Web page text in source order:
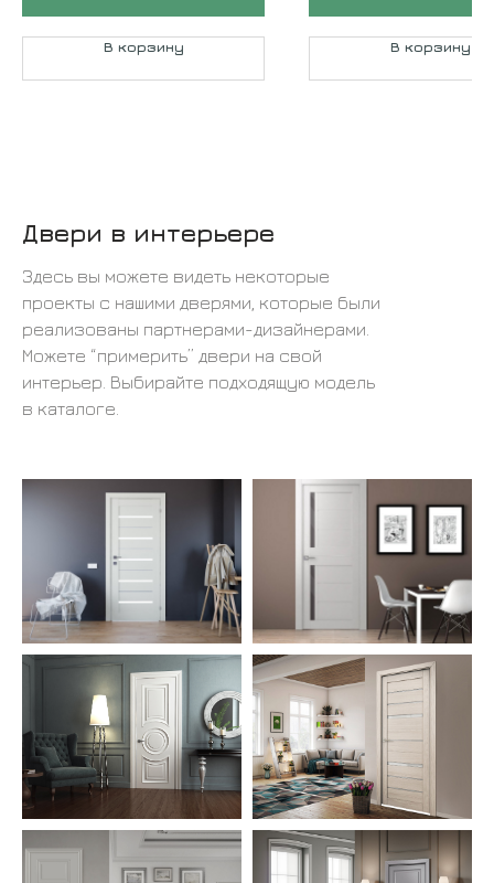
В корзину В корзину
Двери в интерьере
Здесь вы можете видеть некоторые
проекты с нашими дверями, которые были
реализованы партнерами-дизайнерами.
Можете “примерить” двери на свой
интерьер. Выбирайте подходящую модель
в каталоге.